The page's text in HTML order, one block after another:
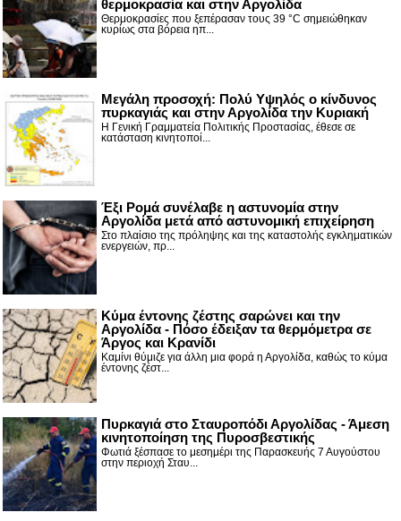
θερμοκρασία και στην Αργολίδα
Θερμοκρασίες που ξεπέρασαν τους 39 °C σημειώθηκαν
κυρίως στα βόρεια ηπ...
Μεγάλη προσοχή: Πολύ Υψηλός ο κίνδυνος
πυρκαγιάς και στην Αργολίδα την Κυριακή
Η Γενική Γραμματεία Πολιτικής Προστασίας, έθεσε σε
κατάσταση κινητοποί...
Έξι Ρομά συνέλαβε η αστυνομία στην
Αργολίδα μετά από αστυνομική επιχείρηση
Στο πλαίσιο της πρόληψης και της καταστολής εγκληματικών
ενεργειών, πρ...
Κύμα έντονης ζέστης σαρώνει και την
Αργολίδα - Πόσο έδειξαν τα θερμόμετρα σε
Άργος και Κρανίδι
Καμίνι θύμιζε για άλλη μια φορά η Αργολίδα, καθώς το κύμα
έντονης ζέστ...
Πυρκαγιά στο Σταυροπόδι Αργολίδας - Άμεση
κινητοποίηση της Πυροσβεστικής
Φωτιά ξέσπασε το μεσημέρι της Παρασκευής 7 Αυγούστου
στην περιοχή Σταυ...